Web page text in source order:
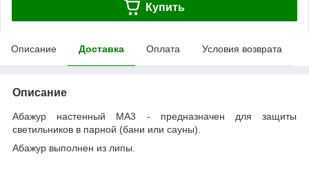
Купить
Описание Доставка Оплата Условия возврата
Описание
Абажур настенный МА3 - предназначен для защиты
светильников в парной (бани или сауны).
Абажур выполнен из липы.